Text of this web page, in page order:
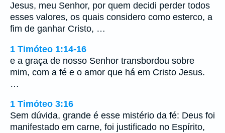
Jesus, meu Senhor, por quem decidi perder todos
esses valores, os quais considero como esterco, a
fim de ganhar Cristo, …
1 Timóteo 1:14-16
e a graça de nosso Senhor transbordou sobre
mim, com a fé e o amor que há em Cristo Jesus.
…
1 Timóteo 3:16
Sem dúvida, grande é esse mistério da fé: Deus foi
manifestado em carne, foi justificado no Espírito,